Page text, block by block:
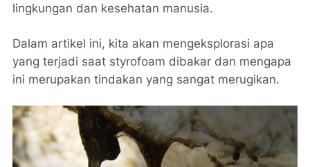
lingkungan dan kesehatan manusia.
Dalam artikel ini, kita akan mengeksplorasi apa
yang terjadi saat styrofoam dibakar dan mengapa
ini merupakan tindakan yang sangat merugikan.